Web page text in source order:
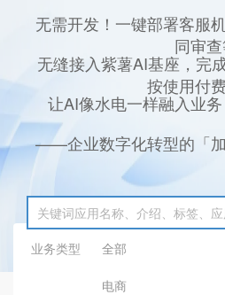
无需开发！一键部署客服
同审
无缝接入紫薯AI基座，完
按使用付
让AI像水电一样融入业
——企业数字化转型的「加
业务类型
全部
电商